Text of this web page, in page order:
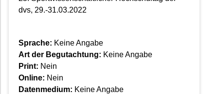
dvs, 29.-31.03.2022
Sprache: Keine Angabe
Art der Begutachtung: Keine Angabe
Print: Nein
Online: Nein
Datenmedium: Keine Angabe